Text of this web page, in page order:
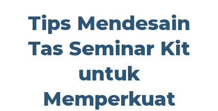
Tips Mendesain
Tas Seminar Kit
untuk
Memperkuat